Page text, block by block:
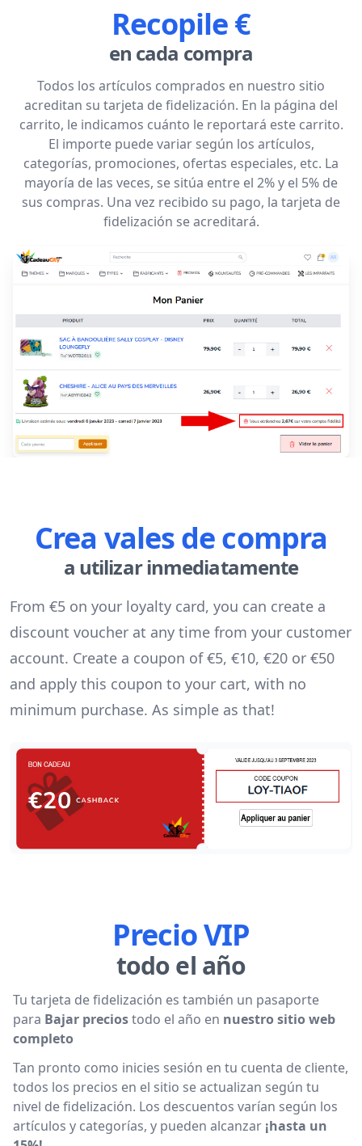
Recopile €
en cada compra
Todos los artículos comprados en nuestro sitio
acreditan su tarjeta de fidelización. En la página del
carrito, le indicamos cuánto le reportará este carrito.
El importe puede variar según los artículos,
categorías, promociones, ofertas especiales, etc. La
mayoría de las veces, se sitúa entre el 2% y el 5% de
sus compras. Una vez recibido su pago, la tarjeta de
fidelización se acreditará.
Crea vales de compra
a utilizar inmediatamente
From €5 on your loyalty card, you can create a
discount voucher at any time from your customer
account. Create a coupon of €5, €10, €20 or €50
and apply this coupon to your cart, with no
minimum purchase. As simple as that!
Precio VIP
todo el año
Tu tarjeta de fidelización es también un pasaporte
para Bajar preciostodo el año en nuestro sitio web
completo
Tan pronto como inicies sesión en tu cuenta de cliente,
todos los precios en el sitio se actualizan según tu
nivel de fidelización. Los descuentos varían según los
artículos y categorías, y pueden alcanzar ¡hasta un